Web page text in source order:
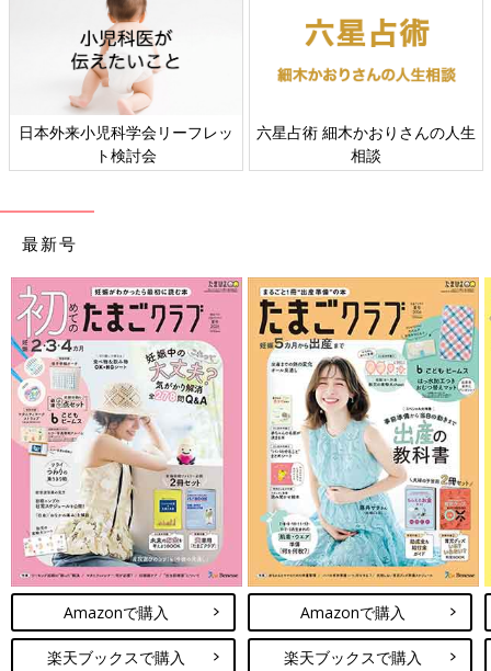
日本外来小児科学会リーフレッ
ト検討会
六星占術 細木かおりさんの人生
相談
最新号
Amazonで購入
楽天ブックスで購入
Amazonで購入
楽天ブックスで購入